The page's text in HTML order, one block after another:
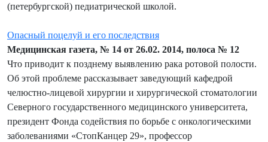
(петербургской) педиатрической школой.
Опасный поцелуй и его последствия
Медицинская газета, № 14 от 26.02. 2014, полоса № 12
Что приводит к позднему выявлению рака ротовой полости.
Об этой проблеме рассказывает заведующий кафедрой
челюстно-лицевой хирургии и хирургической стоматологии
Северного государственного медицинского университета,
президент Фонда содействия по борьбе с онкологическими
заболеваниями «СтопКанцер 29», профессор